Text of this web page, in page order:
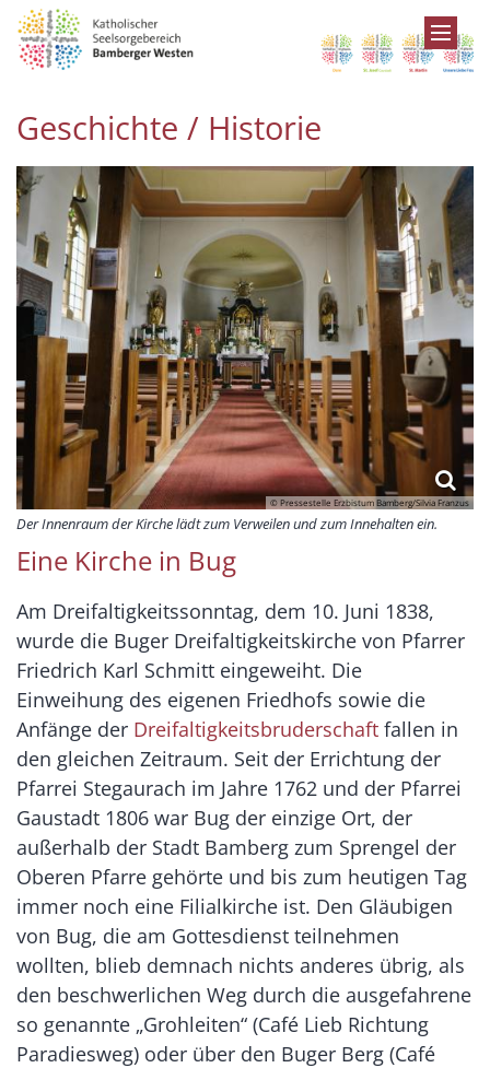
Zum Inhalt springen
Geschichte / Historie
© Pressestelle Erzbistum Bamberg/Silvia Franzus
Der Innenraum der Kirche lädt zum Verweilen und zum Innehalten ein.
Eine Kirche in Bug
Am Dreifaltigkeitssonntag, dem 10. Juni 1838,
wurde die Buger Dreifaltigkeitskirche von Pfarrer
Friedrich Karl Schmitt eingeweiht. Die
Einweihung des eigenen Friedhofs sowie die
Anfänge der Dreifaltigkeitsbruderschaft fallen in
den gleichen Zeitraum. Seit der Errichtung der
Pfarrei Stegaurach im Jahre 1762 und der Pfarrei
Gaustadt 1806 war Bug der einzige Ort, der
außerhalb der Stadt Bamberg zum Sprengel der
Oberen Pfarre gehörte und bis zum heutigen Tag
immer noch eine Filialkirche ist. Den Gläubigen
von Bug, die am Gottesdienst teilnehmen
wollten, blieb demnach nichts anderes übrig, als
den beschwerlichen Weg durch die ausgefahrene
so genannte „Grohleiten“ (Café Lieb Richtung
Paradiesweg) oder über den Buger Berg (Café